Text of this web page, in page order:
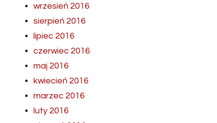
wrzesień 2016
sierpień 2016
lipiec 2016
czerwiec 2016
maj 2016
kwiecień 2016
marzec 2016
luty 2016